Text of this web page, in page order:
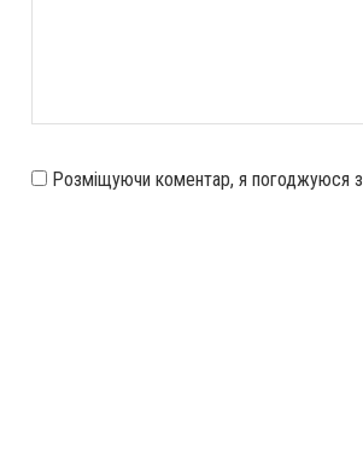
Розміщуючи коментар, я погоджуюся з